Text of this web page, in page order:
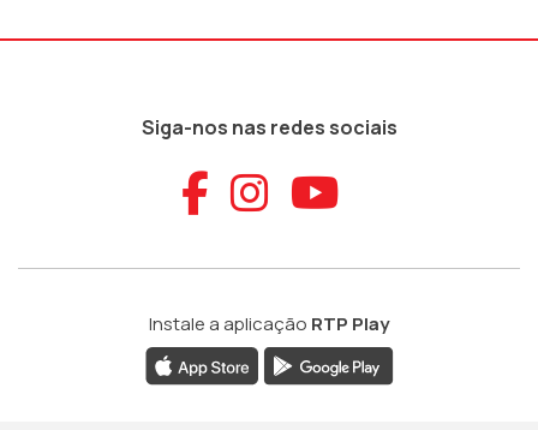
Siga-nos nas redes sociais
Aceder ao
Aceder ao
Aceder
Instale a aplicação RTP Play